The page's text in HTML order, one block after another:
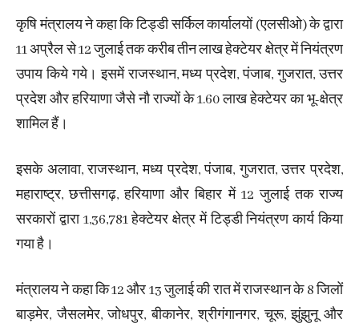
कृषि मंत्रालय ने कहा कि टिड्डी सर्किल कार्यालयों (एलसीओ) के द्वारा
11 अप्रैल से 12 जुलाई तक करीब तीन लाख हेक्टेयर क्षेत्र में नियंत्रण
उपाय किये गये। इसमें राजस्थान, मध्य प्रदेश, पंजाब, गुजरात, उत्तर
प्रदेश और हरियाणा जैसे नौ राज्यों के 1.60 लाख हेक्टेयर का भू-क्षेत्र
शामिल हैं।
इसके अलावा, राजस्थान, मध्य प्रदेश, पंजाब, गुजरात, उत्तर प्रदेश,
महाराष्ट्र, छत्तीसगढ़, हरियाणा और बिहार में 12 जुलाई तक राज्य
सरकारों द्वारा 1,36,781 हेक्टेयर क्षेत्र में टिड्डी नियंत्रण कार्य किया
गया है।
मंत्रालय ने कहा कि 12 और 13 जुलाई की रात में राजस्थान के 8 जिलों
बाड़मेर, जैसलमेर, जोधपुर, बीकानेर, श्रीगंगानगर, चूरू, झुंझुनू और